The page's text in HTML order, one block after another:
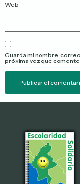
Web
Guarda mi nombre,
próxima vez que comente.